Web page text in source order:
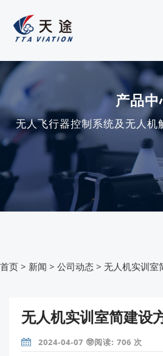
产品
无人飞行器控制系统及无人
首页 > 新闻 > 公司动态 > 无人机实训室
无人机实训室简建设
2024-04-07 🤓阅读: 706 次